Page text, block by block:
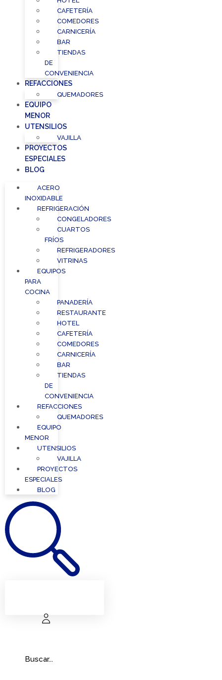
CAFETERÍA
COMEDORES
CARNICERÍA
BAR
TIENDAS
DE
CONVENIENCIA
REFACCIONES
QUEMADORES
EQUIPO
MENOR
UTENSILIOS
VAJILLA
PROYECTOS
ESPECIALES
BLOG
ACERO
INOXIDABLE
REFRIGERACIÓN
CONGELADORES
CUARTOS
FRÍOS
REFRIGERADORES
VITRINAS
EQUIPOS
PARA
COCINA
PANADERÍA
RESTAURANTE
HOTEL
CAFETERÍA
COMEDORES
CARNICERÍA
BAR
TIENDAS
DE
CONVENIENCIA
REFACCIONES
QUEMADORES
EQUIPO
MENOR
UTENSILIOS
VAJILLA
PROYECTOS
ESPECIALES
BLOG